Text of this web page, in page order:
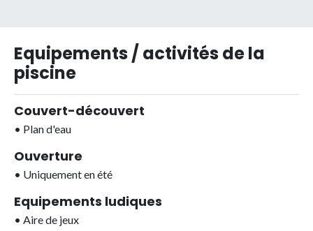
Equipements / activités de la
piscine
Couvert-découvert
• Plan d'eau
Ouverture
• Uniquement en été
Equipements ludiques
• Aire de jeux